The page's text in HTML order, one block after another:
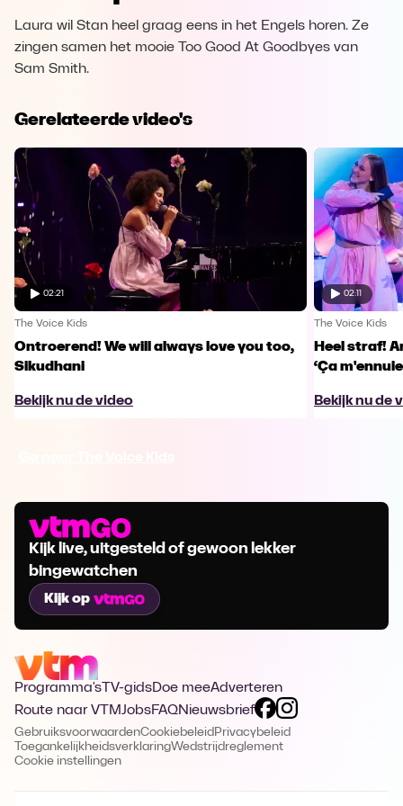
Laura wil Stan heel graag eens in het Engels horen. Ze
zingen samen het mooie Too Good At Goodbyes van
Sam Smith.
Gerelateerde video's
02:21
The Voice Kids
Ontroerend! We will always love you too,
Sikudhani
Bekijk nu de video
02:11
The Voice Kids
Heel straf!
‘Ça
Bekijk nu de
Kijk live, uitgesteld of gewoon lekker
bingewatchen
Kijk op
Programma's TV-gidsDoe meeAdverteren
Route naar VTMJobsFAQNieuwsbrief
GebruiksvoorwaardenCookiebeleid Privacybeleid
ToegankelijkheidsverklaringWedstrijdreglement
Cookie instellingen